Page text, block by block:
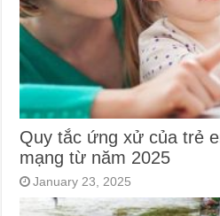
Quy tắc ứng xử của trẻ
mạng từ năm 2025
January 23, 2025